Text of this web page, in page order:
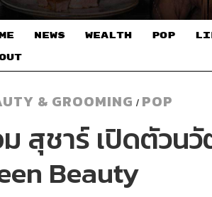
NEWS WEALTH POP
& GROOMING / POP
สุชาร์ เปิดตัวน
Beauty